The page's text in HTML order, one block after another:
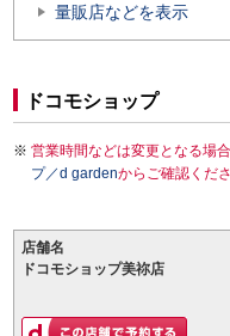
量販店などを表示
ドコモショップ
営業時間などは変更となる場
プ／d gardenからご確認くださ
店舗名
ドコモショップ美祢店